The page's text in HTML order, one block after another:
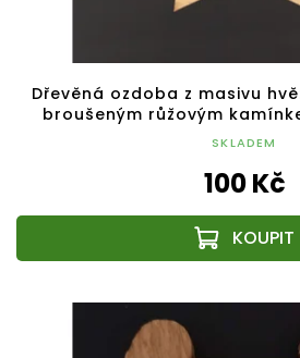
Dřevěná ozdoba z masivu
broušeným růžovým
výrobek
SKLADEM
100 Kč